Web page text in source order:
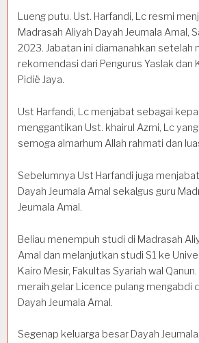
Lueng putu. Ust. Harfandi, Lc resmi
Madrasah Aliyah Dayah Jeumala Amal,
2023. Jabatan ini diamanahkan setelah
rekomendasi dari Pengurus Yaslak dan
Pidië Jaya.
Ust Harfandi, Lc menjabat sebagai
menggantikan Ust. khairul Azmi, Lc
semoga almarhum Allah rahmati dan
Sebelumnya Ust Harfandi juga
Dayah Jeumala Amal sekalgus guru
Jeumala Amal.
Beliau menempuh studi di Madrasah
Amal dan melanjutkan studi S1 ke
Kairo Mesir, Fakultas Syariah wal
meraih gelar Licence pulang mengabdi
Dayah Jeumala Amal.
Segenap keluarga besar Dayah Jeumala